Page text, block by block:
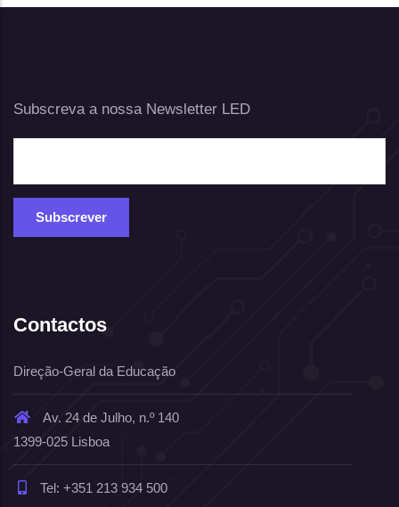
Subscreva a nossa Newsletter LED
Contactos
Direção-Geral da Educação
Av. 24 de Julho, n.º 140
1399-025 Lisboa
Tel: +351 213 934 500